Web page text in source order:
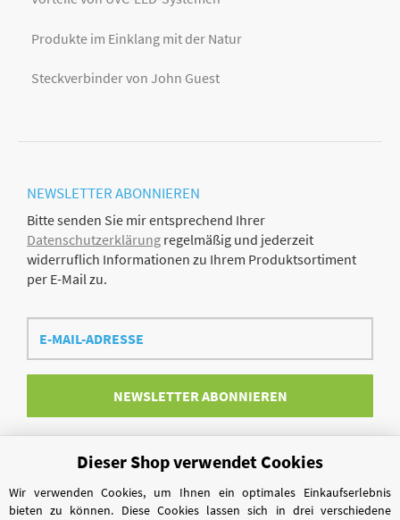
Produkte im Einklang mit der Natur
Steckverbinder von John Guest
NEWSLETTERABONNIEREN
Bitte senden Sie mir entsprechend Ihrer
Datenschutzerklärung regelmäßig und jederzeit
widerruflich Informationen zu Ihrem Produktsortiment
per E-Mail zu.
E-
Mail-
Adresse
NEWSLETTER ABONNIEREN
Vertrag widerrufen
Dieser Shop verwendet Cookies
Wir verwenden Cookies, um Ihnen ein optimales Einkaufserlebnis
bieten zu können. Diese Cookies lassen sich in drei verschiedene